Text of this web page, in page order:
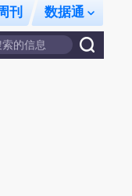
刊 数据通